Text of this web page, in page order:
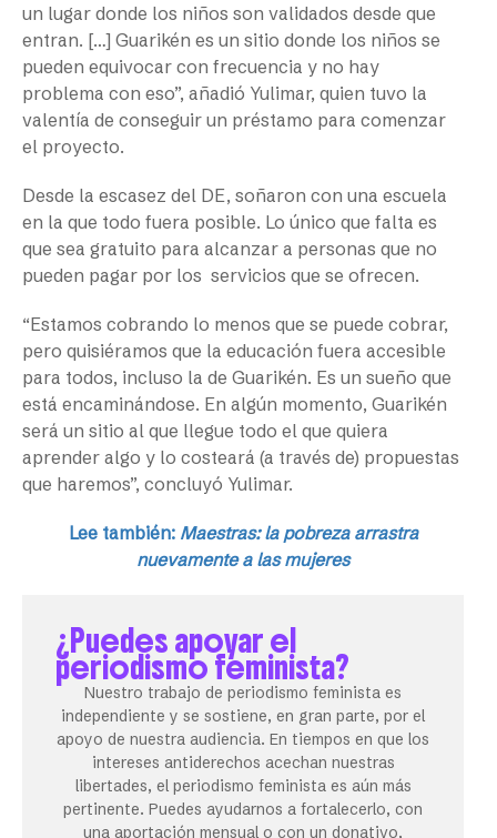
un lugar donde los niños son validados desde que
entran. […] Guarikén es un sitio donde los niños se
pueden equivocar con frecuencia y no hay
problema con eso”, añadió Yulimar, quien tuvo la
valentía de conseguir un préstamo para comenzar
el proyecto.
Desde la escasez del DE, soñaron con una escuela
en la que todo fuera posible. Lo único que falta es
que sea gratuito para alcanzar a personas que no
pueden pagar por los servicios que se ofrecen.
“Estamos cobrando lo menos que se puede cobrar,
pero quisiéramos que la educación fuera accesible
para todos, incluso la de Guarikén. Es un sueño que
está encaminándose. En algún momento, Guarikén
será un sitio al que llegue todo el que quiera
aprender algo y lo costeará (a través de) propuestas
que haremos”, concluyó Yulimar.
Lee también:Maestras: la pobreza arrastra
nuevamente a las mujeres
¿Puedes apoyar el
periodismo feminista?
Nuestro trabajo de periodismo feminista es
independiente y se sostiene, en gran parte, por el
apoyo de nuestra audiencia. En tiempos en que los
intereses antiderechos acechan nuestras
libertades, el periodismo feminista es aún más
pertinente. Puedes ayudarnos a fortalecerlo, con
una aportación mensual o con un donativo,